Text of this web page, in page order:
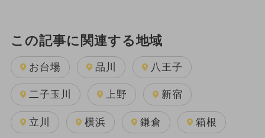
この記事に関連する地域
お台場 品川 八王子
二子玉川 上野 新宿
立川 横浜 鎌倉 箱根